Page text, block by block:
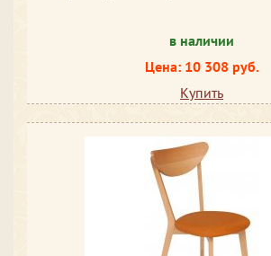
в наличии
Цена: 10 308 руб.
Купить